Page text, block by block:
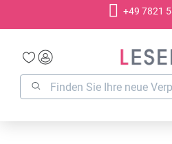
+49 7821